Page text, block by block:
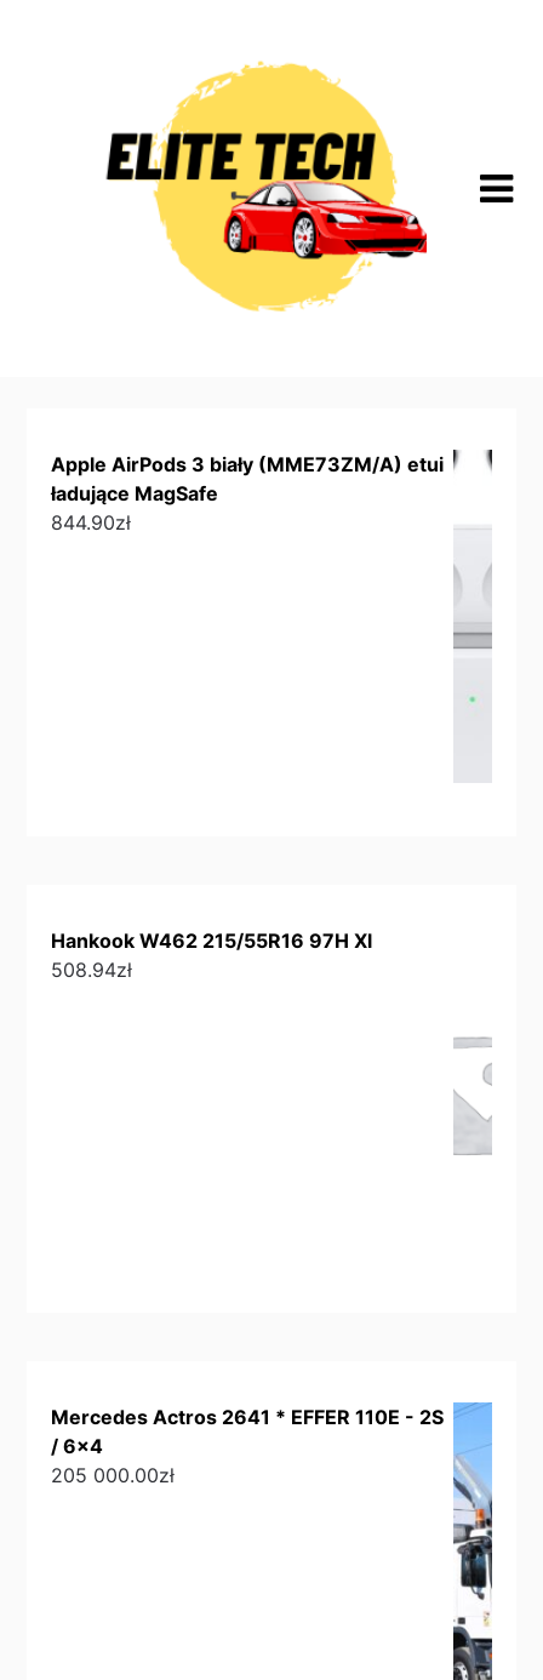
Apple AirPods 3 biały (MME73ZM/A) etui
ładujące MagSafe
844.90zł
Hankook W462 215/55R16 97H Xl
508.94zł
Mercedes Actros 2641 * EFFER 110E - 2S
/ 6x4
205 000.00zł